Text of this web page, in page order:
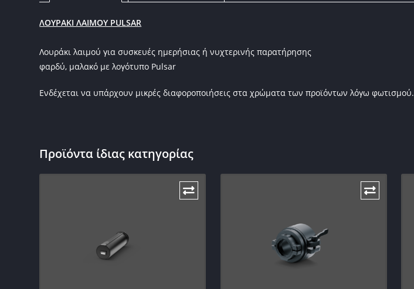
ΛΟΥΡΑΚΙ ΛΑΙΜΟΥ PULSAR
Λουράκι λαιμού για συσκευές ημερήσιας ή νυχτερινής παρατήρησης
φαρδύ, μαλακό με λογότυπο Pulsar
Ενδέχεται να υπάρχουν μικρές διαφοροποιήσεις στα χρώματα των προϊόντων λόγω φωτισμού.
Προϊόντα ίδιας κατηγορίας